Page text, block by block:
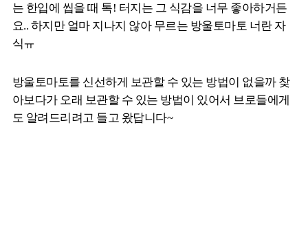
는 한입에 씹을 때 톡! 터지는 그 식감을 너무 좋아하거든
요.. 하지만 얼마 지나지 않아 무르는 방울토마토 너란 자
식ㅠ
방울토마토를 신선하게 보관할 수 있는 방법이 없을까 찾
아보다가 오래 보관할 수 있는 방법이 있어서 브로들에게
도 알려드리려고 들고 왔답니다~